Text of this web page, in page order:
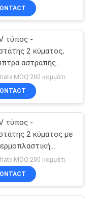
εγκεκριμένο
τύπος -
2 κύματος,
αστραπής
οξειδίων
MOQ:200 κομμάτι
τύπος -
2 κύματος με
MOQ:200 κομμάτι